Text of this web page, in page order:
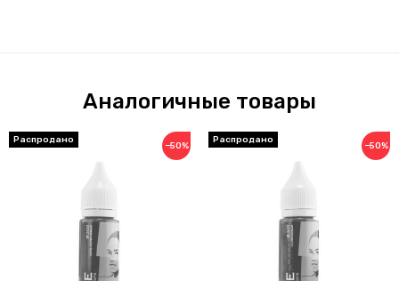
Аналогичные товары
−50% −50%